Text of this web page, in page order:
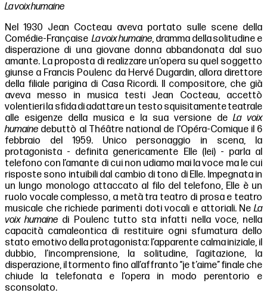
La voix humaine
Nel 1930 Jean Cocteau aveva portato sulle scene della
Comédie-FrançaiseLa voix humaine, dramma della solitudine e
disperazione di una giovane donna abbandonata dal suo
amante. La proposta di realizzare un’opera su quel soggetto
giunse a Francis Poulenc da Hervé Dugardin, allora direttore
della filiale parigina di Casa Ricordi. Il compositore, che già
aveva messo in musica testi Jean Cocteau, accettò
volentieri la sfida di adattare un testo squisitamente teatrale
alle esigenze della musica e la sua versione deLa voix
humaine debuttò al Théâtre national de l'Opéra-Comique il 6
febbraio del 1959. Unico personaggio in scena, la
protagonista - definita genericamente Elle (lei) - parla al
telefono con l’amante di cui non udiamo mai la voce ma le cui
risposte sono intuibili dal cambio di tono di Elle. Impegnata in
un lungo monologo attaccato al filo del telefono, Elle è un
ruolo vocale complesso, a metà tra teatro di prosa e teatro
musicale che richiede parimenti doti vocali e attoriali. NeLa
voix humaine di Poulenc tutto sta infatti nella voce, nella
capacità camaleontica di restituire ogni sfumatura dello
stato emotivo della protagonista: l’apparente calma iniziale, il
dubbio, l’incomprensione, la solitudine, l’agitazione, la
disperazione, il tormento fino all’affranto “je t’aime” finale che
chiude la telefonata e l’opera in modo perentorio e
sconsolato.